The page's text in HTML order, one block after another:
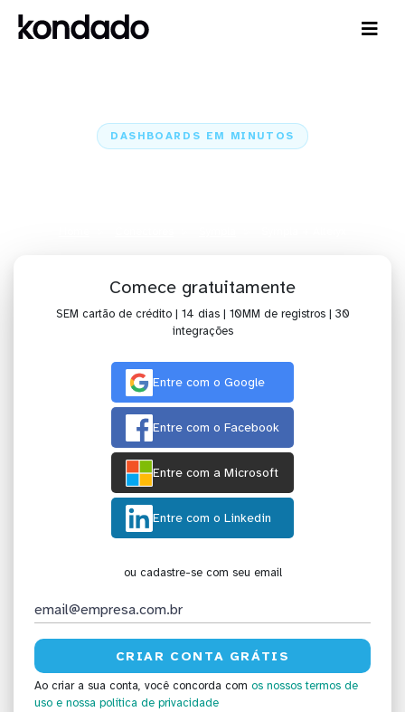
DASHBOARDS EM MINUTOS
Comece gratuitamente
SEM cartão de crédito | 14 dias | 10MM de registros | 30
integrações
Entre com o Google
Entre com o Facebook
Entre com a Microsoft
Entre com o Linkedin
ou cadastre-se com seu email
Ao criar a sua conta, você concorda com os nossos termos de
uso e nossa política de privacidade